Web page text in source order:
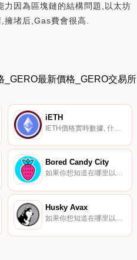
因為區塊鏈的結構問題,以太坊
堵后,Gas費會很高.
_GERO最新價格_GERO交易所
iETH
Bored Candy City
如果你想知道在哪里以當前價格購買Bored Candy City,目前交易{Bored Candy City]股票的頂級加密貨幣交易所是{Bored Candy City'和CronaSwap。您可以在我們的加密貨幣交易所頁面上找到其他列表.
Husky Avax
如果你想知道在哪里以當前價格購買Husky Avax,目前交易{Husky Avax]股票的頂級加密貨幣交易所是PancakeSwap（V2）、Trader Joe（雪崩）、Pangolin和Elk Finance（雪崩）。您可以在我們的加密貨幣交易所頁面上找到其他列表.